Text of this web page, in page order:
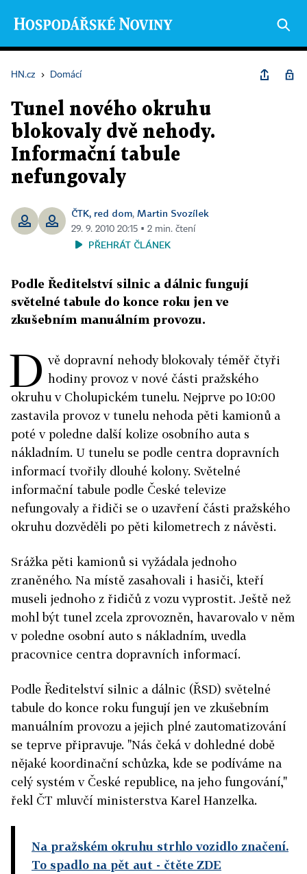
HN.cz › Domácí
Tunel nového okruhu
blokovaly dvě nehody.
Informační tabule
nefungovaly
ČTK, red dom, Martin Svozílek
29. 9. 2010 20:15 ▪ 2 min. čtení
PŘEHRÁT ČLÁNEK
Podle Ředitelství silnic a dálnic fungují
světelné tabule do konce roku jen ve
zkušebním manuálním provozu.
D vě dopravní nehody blokovaly téměř čtyři
hodiny provoz v nové části pražského
okruhu v Cholupickém tunelu. Nejprve po 10:00
zastavila provoz v tunelu nehoda pěti kamionů a
poté v poledne další kolize osobního auta s
nákladním. U tunelu se podle centra dopravních
informací tvořily dlouhé kolony. Světelné
informační tabule podle České televize
nefungovaly a řidiči se o uzavření části pražského
okruhu dozvěděli po pěti kilometrech z návěsti.
Srážka pěti kamionů si vyžádala jednoho
zraněného. Na místě zasahovali i hasiči, kteří
museli jednoho z řidičů z vozu vyprostit. Ještě než
mohl být tunel zcela zprovozněn, havarovalo v něm
v poledne osobní auto s nákladním, uvedla
pracovnice centra dopravních informací.
Podle Ředitelství silnic a dálnic (ŘSD) světelné
tabule do konce roku fungují jen ve zkušebním
manuálním provozu a jejich plné zautomatizování
se teprve připravuje. "Nás čeká v dohledné době
nějaké koordinační schůzka, kde se podíváme na
celý systém v České republice, na jeho fungování,"
řekl ČT mluvčí ministerstva Karel Hanzelka.
Na pražském okruhu strhlo vozidlo značení.
To spadlo na pět aut - čtěte ZDE